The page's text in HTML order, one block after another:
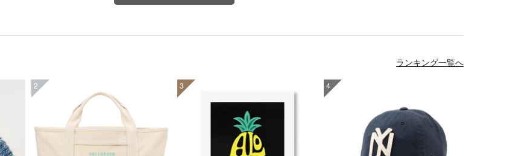
ランキング一覧へ
2 3 4